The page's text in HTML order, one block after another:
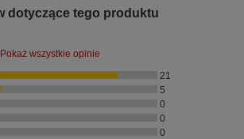
dotyczące tego produktu
Pokaż wszystkie opinie
21
5
0
0
0